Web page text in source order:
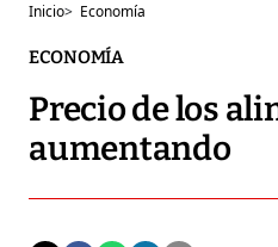
Inicio> Economía
ECONOMÍA
Precio de los
aumentando